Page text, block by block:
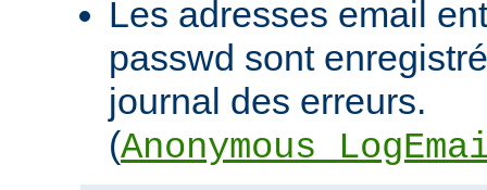
Les adresses email
passwd sont
journal des erreurs.
(